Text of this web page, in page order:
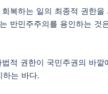
복하는 일의 최종적 권한
반민주주의를 용인하는
적 권한이 국민주권의 바
하는 바다.